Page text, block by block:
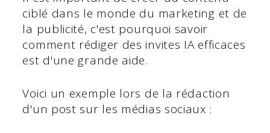
ciblé dans le monde du marketing et de
la publicité, c'est pourquoi savoir
comment rédiger des invites IA efficaces
est d'une grande aide.
Voici un exemple lors de la rédaction
d'un post sur les médias sociaux :